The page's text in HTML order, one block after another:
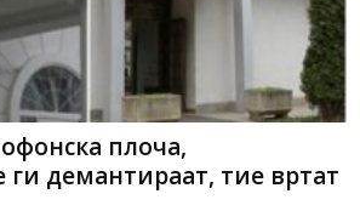
плоча,
ги демантираат, тие вртат